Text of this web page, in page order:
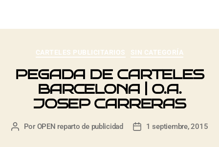
CARTELES PUBLICITARIOS SIN CATEGORÍA
PEGADA DE CARTELES
BARCELONA | O.A.
JOSEP CARRERAS
Por OPEN reparto de publicidad 1 septiembre, 2015